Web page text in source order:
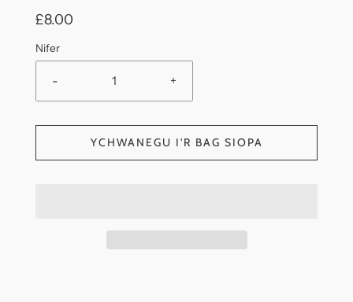
£8.00
Nifer
- +
YCHWANEGU I'R BAG SIOPA